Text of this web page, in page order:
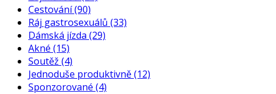
Cestování(90)
Ráj gastrosexuálů (33)
Dámská jízda (29)
Akné (15)
Soutěž (4)
Jednoduše produktivně(12)
Sponzorované (4)